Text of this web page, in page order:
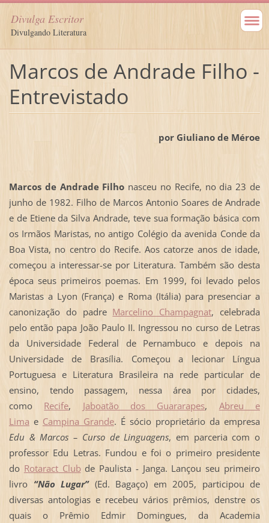
Divulga Escritor
Divulgando Literatura
Marcos de Andrade Filho -
Entrevistado
por Giuliano de Méroe
Marcos de Andrade Filho nasceu no Recife, no dia 23 de
junho de 1982. Filho de Marcos Antonio Soares de Andrade
e de Etiene da Silva Andrade, teve sua formação básica com
os Irmãos Maristas, no antigo Colégio da avenida Conde da
Boa Vista, no centro do Recife. Aos catorze anos de idade,
começou a interessar-se por Literatura. Também são desta
época seus primeiros poemas. Em 1999, foi levado pelos
Maristas a Lyon (França) e Roma (Itália) para presenciar a
canonização do padre Marcelino Champagnat, celebrada
pelo então papa João Paulo II. Ingressou no curso de Letras
da Universidade Federal de Pernambuco e depois na
Universidade de Brasília. Começou a lecionar Língua
Portuguesa e Literatura Brasileira na rede particular de
ensino, tendo passagem, nessa área por cidades,
como Recife, Jaboatão dos Guararapes, Abreu e
Lima e Campina Grande. É sócio proprietário da empresa
Edu & Marcos – Curso de Linguagens, em parceria com o
professor Edu Letras. Fundou e foi o primeiro presidente
do Rotaract Clubde Paulista - Janga. Lançou seu primeiro
livro “Não Lugar” (Ed. Bagaço) em 2005, participou de
diversas antologias e recebeu vários prêmios, denstre os
quais o Prêmio Edmir Domingues, da Academia